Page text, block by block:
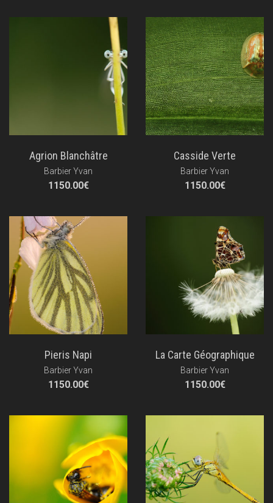
Agrion Blanchâtre
Barbier Yvan
1150.00€
Casside Verte
Barbier Yvan
1150.00€
Pieris Napi
Barbier Yvan
1150.00€
La Carte Géographique
Barbier Yvan
1150.00€